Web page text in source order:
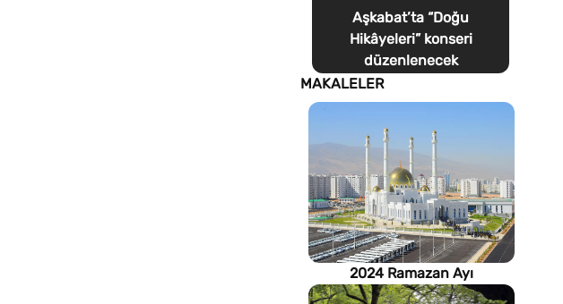
Aşkabat’ta “Doğu
Hikâyeleri” konseri
düzenlenecek
MAKALELER
2024 Ramazan Ayı
imsakiyesi (Türkmenistan)